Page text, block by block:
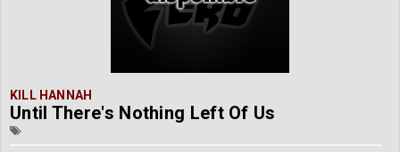
KILL HANNAH
Until There's Nothing Left Of Us